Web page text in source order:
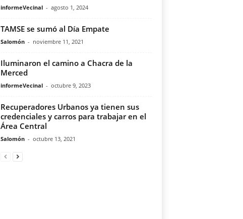
informeVecinal - agosto 1, 2024
TAMSE se sumó al Día Empate
Salomón - noviembre 11, 2021
Iluminaron el camino a Chacra de la
Merced
informeVecinal - octubre 9, 2023
Recuperadores Urbanos ya tienen sus
credenciales y carros para trabajar en el
Área Central
Salomón - octubre 13, 2021